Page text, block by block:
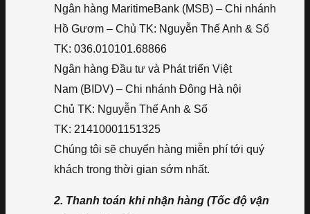
Ngân hàng MaritimeBank (MSB) – Chi nhánh
Hồ Gươm – Chủ TK: Nguyễn Thế Anh & Số
TK: 036.010101.68866
Ngân hàng Đầu tư và Phát triển Việt
Nam (BIDV) – Chi nhánh Đông Hà nội
Chủ TK: Nguyễn Thế Anh & Số
TK: 21410001151325
Chúng tôi sẽ chuyển hàng miễn phí tới quý
khách trong thời gian sớm nhất.
2. Thanh toán khi nhận hàng (Tốc độ vận